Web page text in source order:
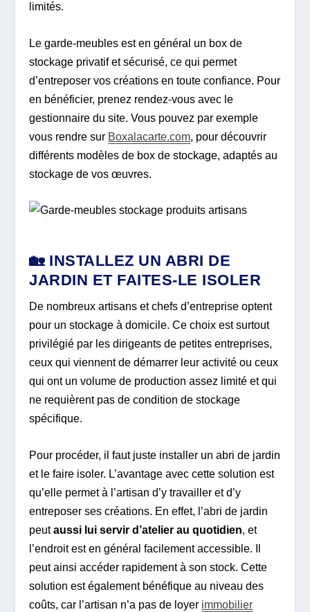
limités.
Le garde-meubles est en général un box de
stockage privatif et sécurisé, ce qui permet
d’entreposer vos créations en toute confiance. Pour
en bénéficier, prenez rendez-vous avec le
gestionnaire du site. Vous pouvez par exemple
vous rendre sur Boxalacarte.com, pour découvrir
différents modèles de box de stockage, adaptés au
stockage de vos œuvres.
🏡 INSTALLEZ UN ABRI DE
JARDIN ET FAITES-LE ISOLER
De nombreux artisans et chefs d’entreprise optent
pour un stockage à domicile. Ce choix est surtout
privilégié par les dirigeants de petites entreprises,
ceux qui viennent de démarrer leur activité ou ceux
qui ont un volume de production assez limité et qui
ne requièrent pas de condition de stockage
spécifique.
Pour procéder, il faut juste installer un abri de jardin
et le faire isoler. L’avantage avec cette solution est
qu’elle permet à l’artisan d’y travailler et d’y
entreposer ses créations. En effet, l’abri de jardin
peutaussi lui servir d’atelier au quotidien, et
l’endroit est en général facilement accessible. Il
peut ainsi accéder rapidement à son stock. Cette
solution est également bénéfique au niveau des
coûts, car l’artisan n’a pas de loyer immobilier